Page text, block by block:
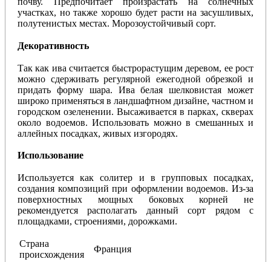
участках, но также хорошо будет расти на засушливых,
полутенистых местах. Морозоустойчивый сорт.
Декоративность
Так как ива считается быстрорастущим деревом, ее рост
можно сдерживать регулярной ежегодной обрезкой и
придать форму шара. Ива белая шелковистая может
широко применяться в ландшафтном дизайне, частном и
городском озеленении. Высаживается в парках, скверах
около водоемов. Использовать можно в смешанных и
аллейных посадках, живых изгородях.
Использование
Используется как солитер и в групповых посадках,
создания композиций при оформлении водоемов. Из-за
поверхностных мощных боковых корней не
рекомендуется располагать данный сорт рядом с
площадками, строениями, дорожками.
Страна
происхождения
Франция